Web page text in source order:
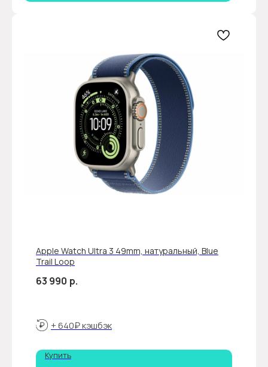
Apple Watch Ultra 3 49mm, натуральный, Blue
Trail Loop
63 990 р.
+ 640₽ кэшбэк
Купить